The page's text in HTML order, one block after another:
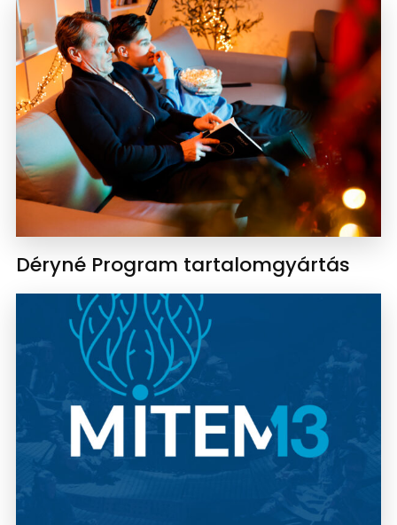
Déryné Program tartalomgyártás